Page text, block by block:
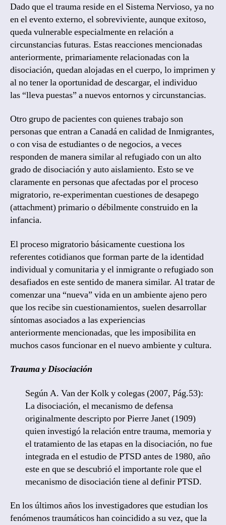
Dado que el trauma reside en el Sistema Nervioso, ya no
en el evento externo, el sobreviviente, aunque exitoso,
queda vulnerable especialmente en relación a
circunstancias futuras. Estas reacciones mencionadas
anteriormente, primariamente relacionadas con la
disociación, quedan alojadas en el cuerpo, lo imprimen y
al no tener la oportunidad de descargar, el individuo
las “lleva puestas” a nuevos entornos y circunstancias.
Otro grupo de pacientes con quienes trabajo son
personas que entran a Canadá en calidad de Inmigrantes,
o con visa de estudiantes o de negocios, a veces
responden de manera similar al refugiado con un alto
grado de disociación y auto aislamiento. Esto se ve
claramente en personas que afectadas por el proceso
migratorio, re-experimentan cuestiones de desapego
(attachment) primario o débilmente construido en la
infancia.
El proceso migratorio básicamente cuestiona los
referentes cotidianos que forman parte de la identidad
individual y comunitaria y el inmigrante o refugiado son
desafiados en este sentido de manera similar. Al tratar de
comenzar una “nueva” vida en un ambiente ajeno pero
que los recibe sin cuestionamientos, suelen desarrollar
síntomas asociados a las experiencias
anteriormente mencionadas, que les imposibilita en
muchos casos funcionar en el nuevo ambiente y cultura.
Trauma y Disociación
Según A. Van der Kolk y colegas (2007, Pág.53):
La disociación, el mecanismo de defensa
originalmente descripto por Pierre Janet (1909)
quien investigó la relación entre trauma, memoria y
el tratamiento de las etapas en la disociación, no fue
integrada en el estudio de PTSD antes de 1980, año
este en que se descubrió el importante role que el
mecanismo de disociación tiene al definir PTSD.
En los últimos años los investigadores que estudian los
fenómenos traumáticos han coincidido a su vez, que la